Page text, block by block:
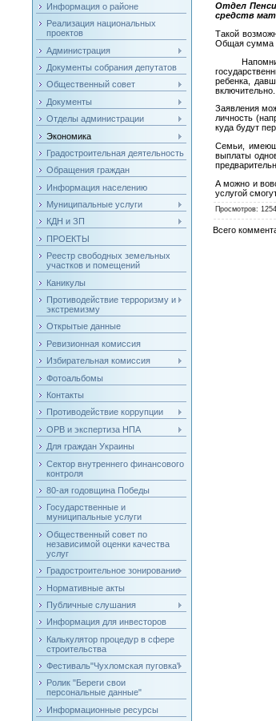
Информация о районе
Реализация национальных
проектов
Администрация
Документы собрания депутатов
Общественный совет
Документы
Отделы администрации
Экономика
Градостроительная деятельность
Обращения граждан
Информация населению
Муниципальные услуги
КДН и ЗП
ПРОЕКТЫ
Реестр свободных земельных
участков и помещений
Каникулы
Противодействие терроризму и
экстремизму
Открытые данные
Ревизионная комиссия
Избирательная комиссия
Фотоальбомы
Контакты
Противодействие коррупции
ОРВ и экспертиза НПА
Для граждан Украины
Сектор внутреннего финансового
контроля
80-ая годовщина Победы
Государственные и
муниципальные услуги
Общественный совет по
независимой оценки качества
услуг
Градостроительное зонирование
Нормативные акты
Публичные слушания
Информация для инвесторов
Калькулятор процедур в сфере
строительства
Фестиваль"Чухломская пуговка"
Ролик "Береги свои
персональные данные"
Информационные ресурсы
Отдел
средств
Такой
Общая сумма
Напомним,
ребенка,
включительно.
Заявления
личность
куда будут
Семьи,
выплаты
А можно и
услугой
Просмотров:
Всего